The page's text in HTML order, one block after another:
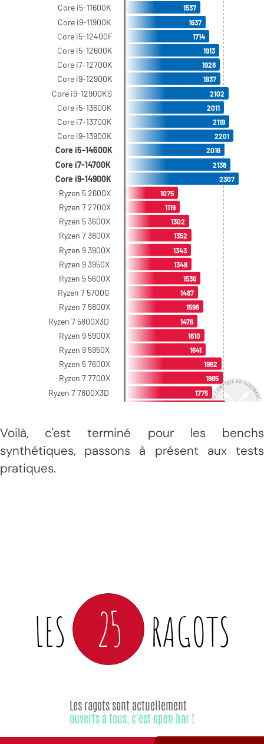
Voilà, c'est terminé pour les benchs
synthétiques, passons à présent aux tests
pratiques.
LES 25 RAGOTS
Les ragots sont actuellement
ouverts à tous, c'est open bar !